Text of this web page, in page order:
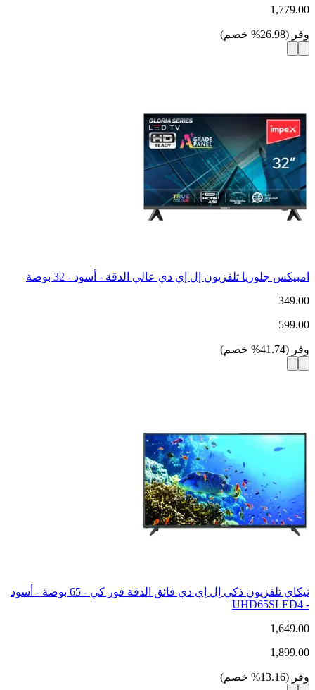
1,779.00
وفر (
26.98
% خصم)
امبيكس جلوريا تلفزيون إل إي دي عالي الدقة - أسود - 32 بوصة
349.00
599.00
وفر (
41.74
% خصم)
نيكاي تلفزيون ذكي إل إي دي فائق الدقة فور كي - 65 بوصة - أسود
- UHD65SLED4
1,649.00
1,899.00
وفر (
13.16
% خصم)